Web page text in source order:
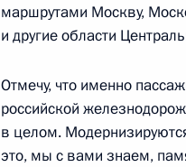
В закон о ветеринарии
животных из
12 декабря 2023 года, 12:45
маршрутами Москву,
и другие области
Отмечу, что именно
российской
в целом.
это, мы с вами знаем,